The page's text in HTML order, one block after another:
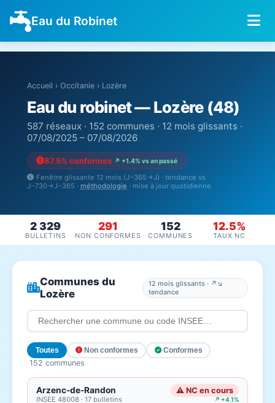
Eau du Robinet
Accueil › Occitanie › Lozère
Eau du robinet — Lozère (48)
587 réseaux · 152 communes · 12 mois glissants ·
07/08/2025 – 07/08/2026
87.5% conformes ↗ +1.4% vs an passé
Fenêtre glissante 12 mois (J−365→J) · tendance vs
J−730→J−365 · méthodologie · mise à jour quotidienne
2 329
BULLETINS
291
NON CONFORMES
152
COMMUNES
12.5%
TAUX NC
Communes du
Lozère
12 mois glissants · ↗↘
tendance
Toutes Non conformes Conformes
152 communes
Arzenc-de-Randon
INSEE 48008 · 17 bulletins
⚠ NC en cours
↗ +4.1%